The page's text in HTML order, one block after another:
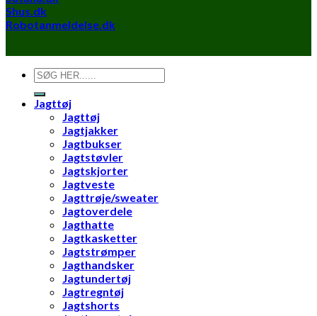
Shus.dk
Robotanmeldelse.dk
Søg
efter:
Jagttøj
Jagttøj
Jagtjakker
Jagtbukser
Jagtstøvler
Jagtskjorter
Jagtveste
Jagttrøje/sweater
Jagtoverdele
Jagthatte
Jagtkasketter
Jagtstrømper
Jagthandsker
Jagtundertøj
Jagtregntøj
Jagtshorts